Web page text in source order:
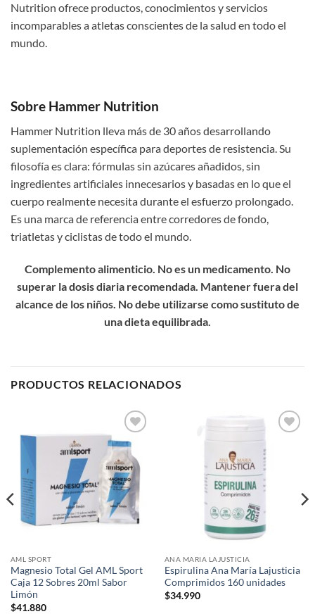
Nutrition ofrece productos, conocimientos y servicios
incomparables a atletas conscientes de la salud en todo el
mundo.
Sobre Hammer Nutrition
Hammer Nutrition lleva más de 30 años desarrollando
suplementación específica para deportes de resistencia. Su
filosofía es clara: fórmulas sin azúcares añadidos, sin
ingredientes artificiales innecesarios y basadas en lo que el
cuerpo realmente necesita durante el esfuerzo prolongado.
Es una marca de referencia entre corredores de fondo,
triatletas y ciclistas de todo el mundo.
Complemento alimenticio. No es un medicamento. No
superar la dosis diaria recomendada. Mantener fuera del
alcance de los niños. No debe utilizarse como sustituto de
una dieta equilibrada.
PRODUCTOS RELACIONADOS
Add to
wishlist
AML SPORT
Magnesio Total Gel AML Sport
Caja 12 Sobres 20ml Sabor
Limón
$41.880
ANA MARIA LAJUSTICIA
Espirulina Ana María Lajusticia
Comprimidos 160 unidades
$34.990